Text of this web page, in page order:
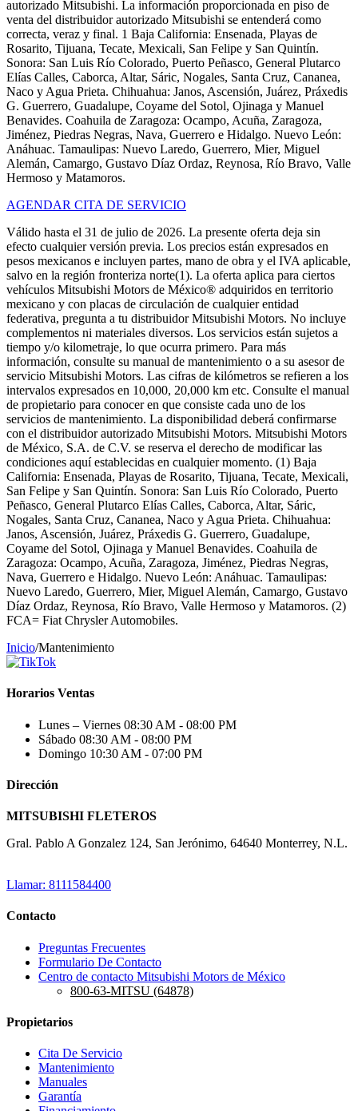
autorizado Mitsubishi. La información proporcionada en piso de
venta del distribuidor autorizado Mitsubishi se entenderá como
correcta, veraz y final. 1 Baja California: Ensenada, Playas de
Rosarito, Tijuana, Tecate, Mexicali, San Felipe y San Quintín.
Sonora: San Luis Río Colorado, Puerto Peñasco, General Plutarco
Elías Calles, Caborca, Altar, Sáric, Nogales, Santa Cruz, Cananea,
Naco y Agua Prieta. Chihuahua: Janos, Ascensión, Juárez, Práxedis
G. Guerrero, Guadalupe, Coyame del Sotol, Ojinaga y Manuel
Benavides. Coahuila de Zaragoza: Ocampo, Acuña, Zaragoza,
Jiménez, Piedras Negras, Nava, Guerrero e Hidalgo. Nuevo León:
Anáhuac. Tamaulipas: Nuevo Laredo, Guerrero, Mier, Miguel
Alemán, Camargo, Gustavo Díaz Ordaz, Reynosa, Río Bravo, Valle
Hermoso y Matamoros.
AGENDAR CITA DE SERVICIO
Válido hasta el 31 de julio de 2026. La presente oferta deja sin
efecto cualquier versión previa. Los precios están expresados en
pesos mexicanos e incluyen partes, mano de obra y el IVA aplicable,
salvo en la región fronteriza norte(1). La oferta aplica para ciertos
vehículos Mitsubishi Motors de México® adquiridos en territorio
mexicano y con placas de circulación de cualquier entidad
federativa, pregunta a tu distribuidor Mitsubishi Motors. No incluye
complementos ni materiales diversos. Los servicios están sujetos a
tiempo y/o kilometraje, lo que ocurra primero. Para más
información, consulte su manual de mantenimiento o a su asesor de
servicio Mitsubishi Motors. Las cifras de kilómetros se refieren a los
intervalos expresados en 10,000, 20,000 km etc. Consulte el manual
de propietario para conocer en que consiste cada uno de los
servicios de mantenimiento. La disponibilidad deberá confirmarse
con el distribuidor autorizado Mitsubishi Motors. Mitsubishi Motors
de México, S.A. de C.V. se reserva el derecho de modificar las
condiciones aquí establecidas en cualquier momento. (1) Baja
California: Ensenada, Playas de Rosarito, Tijuana, Tecate, Mexicali,
San Felipe y San Quintín. Sonora: San Luis Río Colorado, Puerto
Peñasco, General Plutarco Elías Calles, Caborca, Altar, Sáric,
Nogales, Santa Cruz, Cananea, Naco y Agua Prieta. Chihuahua:
Janos, Ascensión, Juárez, Práxedis G. Guerrero, Guadalupe,
Coyame del Sotol, Ojinaga y Manuel Benavides. Coahuila de
Zaragoza: Ocampo, Acuña, Zaragoza, Jiménez, Piedras Negras,
Nava, Guerrero e Hidalgo. Nuevo León: Anáhuac. Tamaulipas:
Nuevo Laredo, Guerrero, Mier, Miguel Alemán, Camargo, Gustavo
Díaz Ordaz, Reynosa, Río Bravo, Valle Hermoso y Matamoros. (2)
FCA= Fiat Chrysler Automobiles.
Inicio/Mantenimiento
Horarios Ventas
Lunes – Viernes 08:30 AM - 08:00 PM
Sábado 08:30 AM - 08:00 PM
Domingo 10:30 AM - 07:00 PM
Dirección
MITSUBISHI FLETEROS
Gral. Pablo A Gonzalez 124, San Jerónimo, 64640 Monterrey, N.L.
Llamar: 8111584400
Contacto
Preguntas Frecuentes
Formulario De Contacto
Centro de contacto Mitsubishi Motors de México
800-63-MITSU (64878)
Propietarios
Cita De Servicio
Mantenimiento
Manuales
Garantía